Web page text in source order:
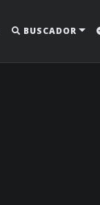
BUSCADOR